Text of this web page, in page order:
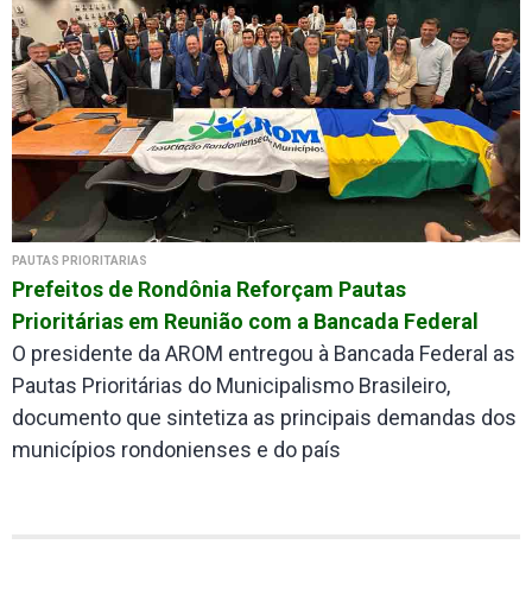
PAUTAS PRIORITÁRIAS
Prefeitos de Rondônia Reforçam Pautas
Prioritárias em Reunião com a Bancada Federal
O presidente da AROM entregou à Bancada Federal as
Pautas Prioritárias do Municipalismo Brasileiro,
documento que sintetiza as principais demandas dos
municípios rondonienses e do país